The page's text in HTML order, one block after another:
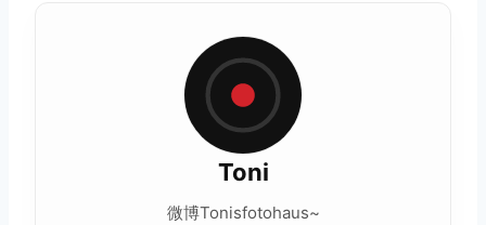
Toni
微博Tonisfotohaus~